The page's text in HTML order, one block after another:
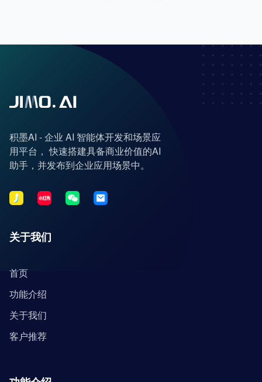
积墨AI - 企业 AI 智能体开发和场景应
用平台， 快速搭建具备商业价值的AI
助手，并发布到企业应用场景中。
关于我们
首页
功能介绍
关于我们
客户推荐